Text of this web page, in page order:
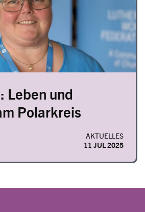
Leben und
Polarkreis
AKTUELLES
11 JUL 2025